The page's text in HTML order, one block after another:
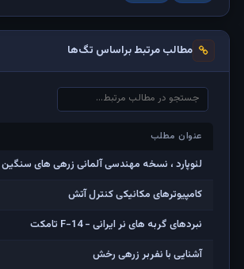
مطالب مرتبط براساس تگ‌ها
عنوان مطلب
عنوان مطلب
لئوپارد ، نسخه مهندسی آلمانی زرهی های سنگین
کامپیوترهای مکانیکی کنترل آتش
نبردهای گربه های نر ایرانی - F-14 تامکت
آشنایی با نفربر زرهی رخش